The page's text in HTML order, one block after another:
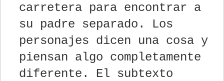
carretera para encontrar a
su padre separado. Los
personajes dicen una cosa y
piensan algo completamente
diferente. El subtexto